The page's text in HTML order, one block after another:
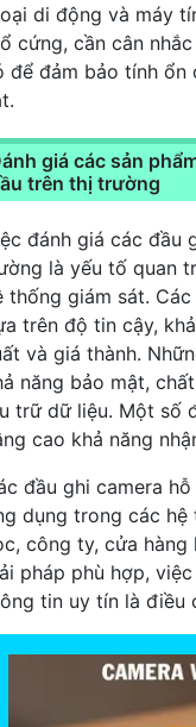
di động và máy
cứng, cần cân
để đảm bảo tính ổn
giá các sản
trên thị trường
đánh giá các đầu
là yếu tố quan
thống giám sát.
trên độ tin cậy,
và giá thành.
năng bảo mật,
trữ dữ liệu. Một số
cao khả năng
đầu ghi camera
dụng trong các
công ty, cửa
pháp phù hợp,
tin uy tín là điều